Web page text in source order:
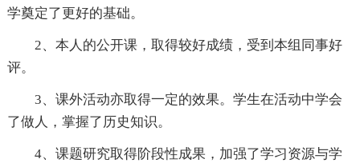
学奠定了更好的基础。
2、本人的公开课，取得较好成绩，受到本组同事好
评。
3、课外活动亦取得一定的效果。学生在活动中学会
了做人，掌握了历史知识。
4、课题研究取得阶段性成果，加强了学习资源与学